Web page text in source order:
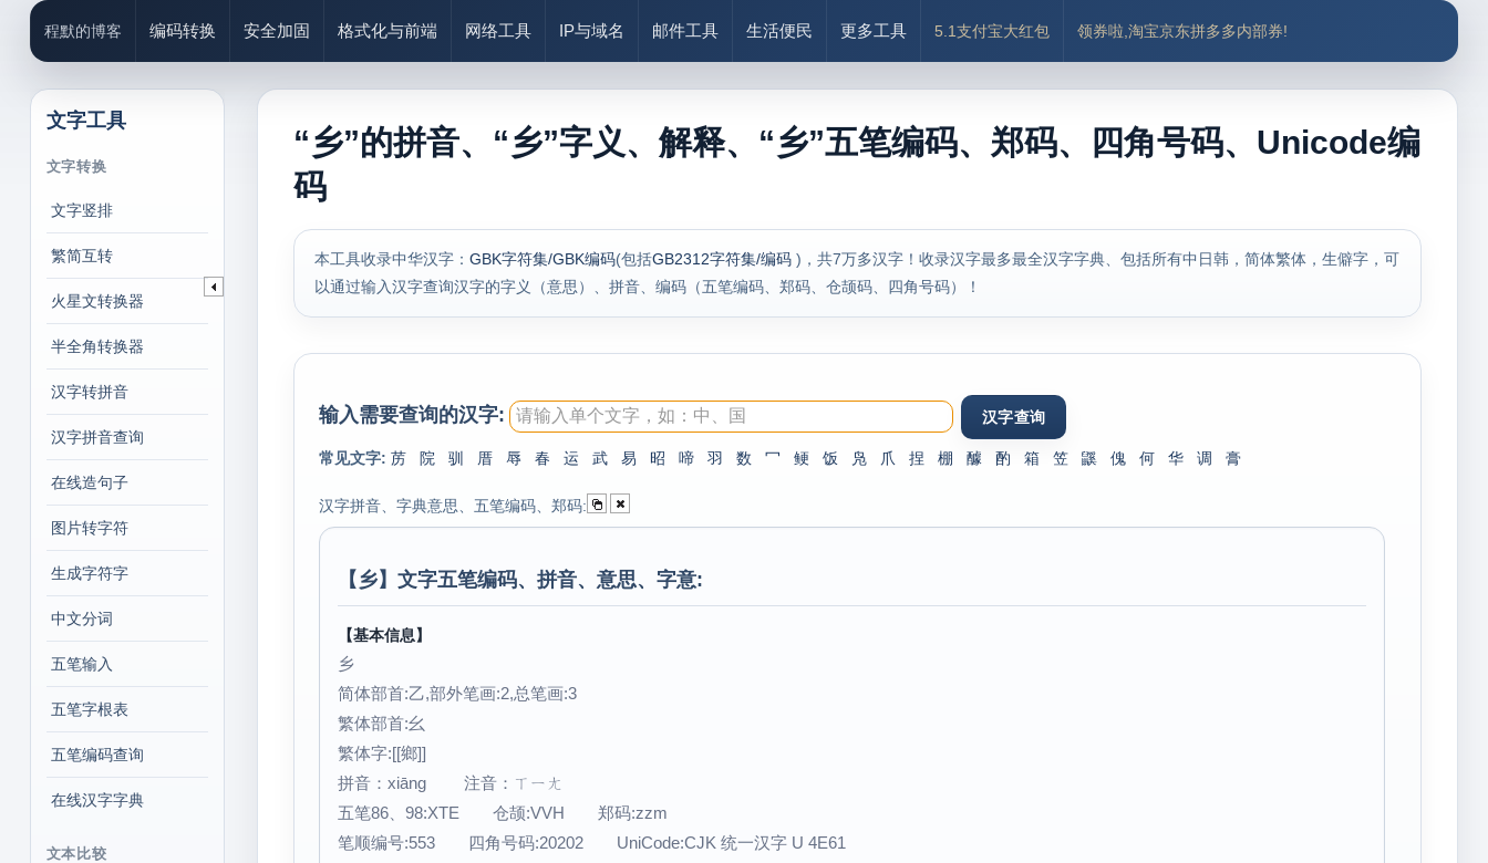
程默的博客 编码转换 安全加固 格式化与前端 网络工具 IP与域名 邮件工具 生活便民 更多工具 5.1支付宝大红包 领券啦,淘宝京东拼多多内部券!
文字工具
文字转换
文字竖排
繁简互转
火星文转换器
半全角转换器
汉字转拼音
汉字拼音查询
在线造句子
图片转字符
生成字符字
中文分词
五笔输入
五笔字根表
五笔编码查询
在线汉字字典
文本比较
“乡”的拼音、“乡”字义、解释、“乡”五笔编码、郑码、四角号码、Unicode编
码
本工具收录中华汉字： GBK字符集/GBK编码(包括GB2312字符集/编码 )，共7万多汉字！收录汉字最多最全汉字字典、包括所有中日韩，简体繁体，生僻字，可
以通过输入汉字查询汉字的字义（意思）、拼音、编码（五笔编码、郑码、仓颉码、四角号码）！
输入需要查询的汉字:
常见文字: 苈 院 驯 厝 辱 春 运 武 易 昭 啼 羽 数 冖 鲠 饭 凫 爪 捏 棚 醵 酌 箱 笠 鼷 傀 何 华 调 膏
汉字拼音、字典意思、五笔编码、郑码:
【 乡】文字五笔编码、拼音、意思、字意:
【基本信息】
乡
简体部首:乙,部外笔画:2,总笔画:3
繁体部首:幺
繁体字:[[鄉]]
拼音：xiāng 注音：ㄒㄧㄤ
五笔86、98:XTE 仓颉:VVH 郑码:zzm
笔顺编号:553 四角号码:20202 UniCode:CJK 统一汉字 U 4E61